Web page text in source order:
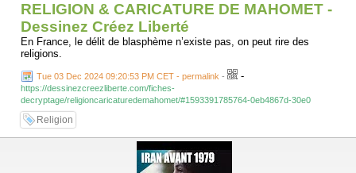
RELIGION & CARICATURE DE MAHOMET -
Dessinez Créez Liberté
En France, le délit de blasphème n’existe pas, on peut rire des
religions.
Tue 03 Dec 2024 09:20:53 PM CET - permalink - -
https://dessinezcreezliberte.com/fiches-
decryptage/religioncaricaturedemahomet/#1593391785764-0eb4867d-30e0
Religion